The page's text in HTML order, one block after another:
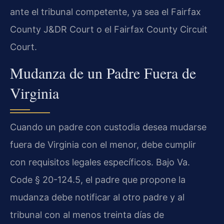
ante el tribunal competente, ya sea el Fairfax
County J&DR Court o el Fairfax County Circuit
Court.
Mudanza de un Padre Fuera de
Virginia
Cuando un padre con custodia desea mudarse
fuera de Virginia con el menor, debe cumplir
con requisitos legales específicos. Bajo Va.
Code § 20-124.5, el padre que propone la
mudanza debe notificar al otro padre y al
tribunal con al menos treinta días de